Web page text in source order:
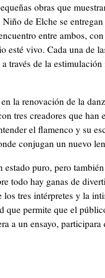
obras que
de Elche se
entre ambos,
esté vivo. Cada una de
través de la
la renovación de la
tres creadores que
el flamenco y su
conjugan un nuevo
puro, pero
todo hay ganas de
tres intérpretes y la
que permite que el
a un ensayo, participara